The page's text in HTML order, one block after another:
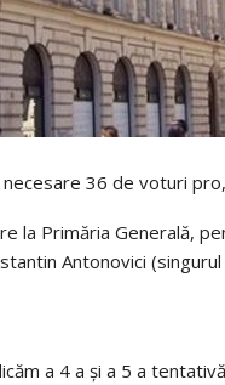
36 de voturi
la Primăria Generală,
Antonovici (singurul
a 4 a și a 5 a tentativă